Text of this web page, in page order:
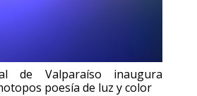
de Valparaíso inaugura
poesía de luz y color